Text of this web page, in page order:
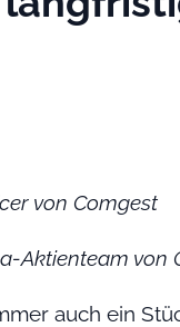
von Comgest
Aktienteam von
auch ein